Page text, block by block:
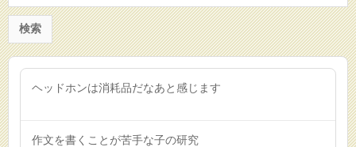
ヘッドホンは消耗品だなあと感じます
作文を書くことが苦手な子の研究